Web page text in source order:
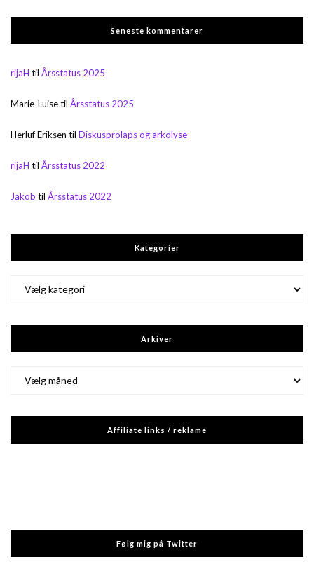
Seneste kommentarer
rijaH til Årsstatus 2025
Marie-Luisetil Årsstatus 2025
Herluf Eriksen til Diskusprolaps og arkolyse
rijaH til Årsstatus 2022
Jakob til Årsstatus 2022
Kategorier
Arkiver
Affiliate links / reklame
Følg mig på Twitter